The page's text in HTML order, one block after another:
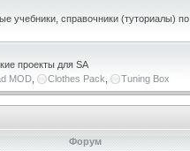
учебники, справочники (туториалы)
проекты для SA
MOD Clothes Pack Tuning Box
Форум